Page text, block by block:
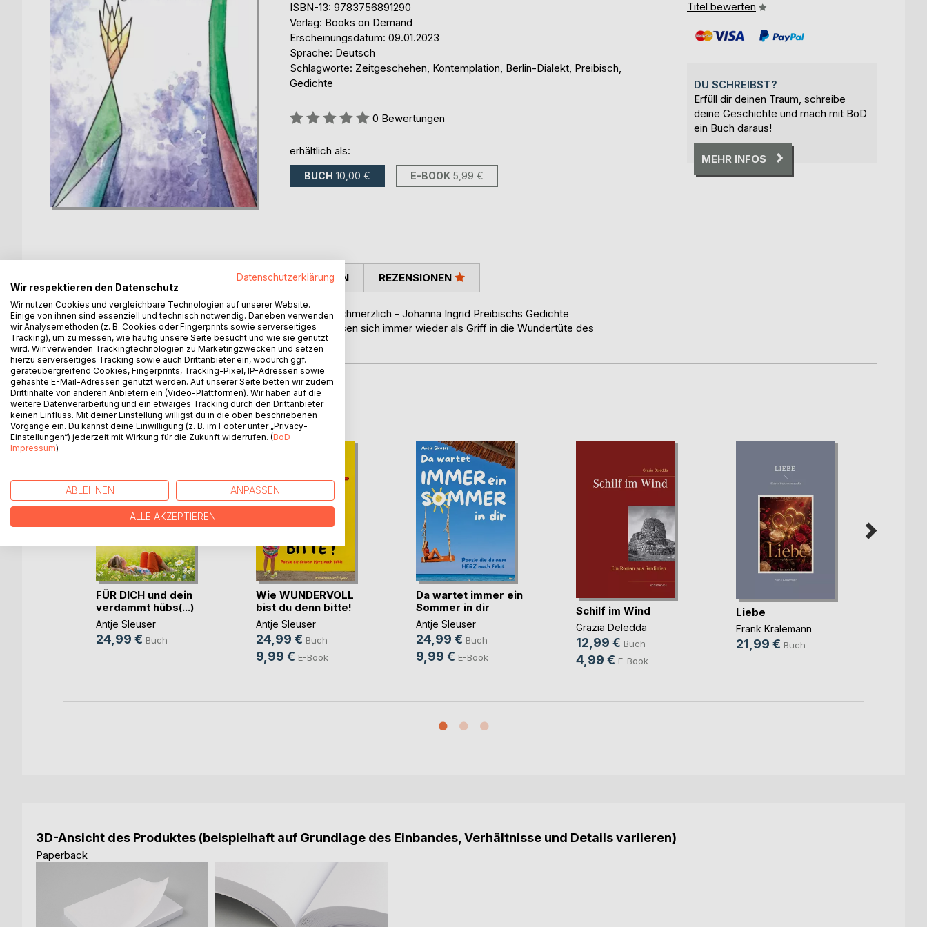
ISBN-13: 9783756891290
Verlag: Books on Demand
Erscheinungsdatum: 09.01.2023
Sprache: Deutsch
Schlagworte: Zeitgeschehen, Kontemplation, Berlin-Dialekt, Preibisch,
Gedichte
Bewertung::
0 Bewertungen
erhältlich als:
BUCH 10,00 € E-BOOK 5,99 €
Titel bewerten
DU SCHREIBST?
Erfüll dir deinen Traum, schreibe
deine Geschichte und mach mit BoD
ein Buch daraus!
MEHR INFOS
Lyrisch oder bissig - berlinerisch-kess oder entlarvend-schmerzlich - Johanna Ingrid Preibischs Gedichte
offenbaren uns eine Vielfalt an Farbe und Form und erweisen sich immer wieder als Griff in die Wundertüte des
Lebens.
PRESSESTIMMEN REZENSIONEN
WEITERE TITEL BEIBoD
FÜR DICH und dein
verdammt hübs(...)
Antje Sleuser
24,99 € Buch
Wie WUNDERVOLL
bist du denn bitte!
Antje Sleuser
24,99 € Buch
9,99 € E-Book
Da wartet immer ein
Sommer in dir
Antje Sleuser
24,99 € Buch
9,99 € E-Book
Schilf im Wind
Grazia Deledda
12,99 € Buch
4,99 € E-Book
Liebe
Frank Kralemann
21,99 € Buch
3D-Ansicht des Produktes (beispielhaft auf Grundlage des Einbandes, Verhältnisse und Details variieren)
Paperback
Datenschutzerklärung
Wir respektieren den Datenschutz
Wir nutzen Cookies und vergleichbare Technologien auf unserer Website.
Einige von ihnen sind essenziell und technisch notwendig. Daneben verwenden
wir Analysemethoden (z. B. Cookies oder Fingerprints sowie serverseitiges
Tracking), um zu messen, wie häufig unsere Seite besucht und wie sie genutzt
wird. Wir verwenden Trackingtechnologien zu Marketingzwecken und setzen
hierzu serverseitiges Tracking sowie auch Drittanbieter ein, wodurch ggf.
geräteübergreifend Cookies, Fingerprints, Tracking-Pixel, IP-Adressen sowie
gehashte E-Mail-Adressen genutzt werden. Auf unserer Seite betten wir zudem
Drittinhalte von anderen Anbietern ein (Video-Plattformen). Wir haben auf die
weitere Datenverarbeitung und ein etwaiges Tracking durch den Drittanbieter
keinen Einfluss. Mit deiner Einstellung willigst du in die oben beschriebenen
Vorgänge ein. Du kannst deine Einwilligung (z. B. im Footer unter „Privacy-
Einstellungen“) jederzeit mit Wirkung für die Zukunft widerrufen. (BoD-
Impressum)
ABLEHNEN ANPASSEN
ALLE AKZEPTIEREN